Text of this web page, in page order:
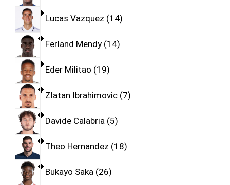
Lucas Vazquez 14
Ferland Mendy 14
Eder Militao 19
Zlatan Ibrahimovic 7
Davide Calabria 5
Theo Hernandez 18
Bukayo Saka 26